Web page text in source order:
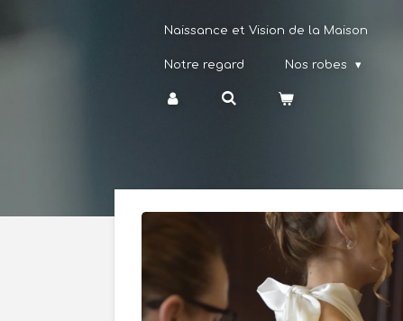
Naissance et Vision de la Maison
Notre regard Nos robes